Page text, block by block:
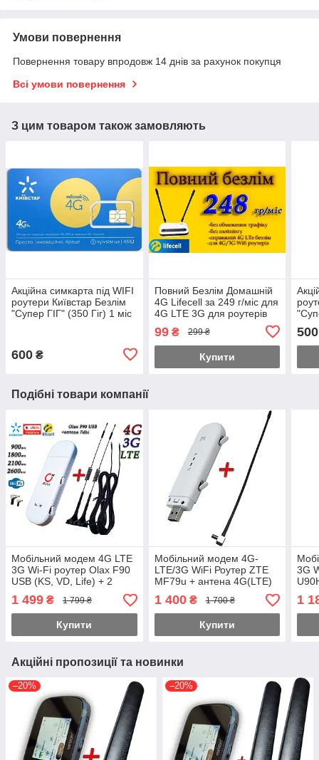
Умови повернення
Повернення товару впродовж 14 днів за рахунок покупця
Всі умови повернення
З цим товаром також замовляють
Акційна симкарта під WIFI
роутери Київстар Безлім
"Супер ГІГ" (350 Гіг) 1 міс
600 ₴
Повний Безлім Домашній
4G Lifecell за 249 г/міс для
4G LTE 3G для роутерів
швидкості!
99₴ 299 ₴
Купити
500
Подібні товари компанії
Мобільний модем 4G LTE
3G Wi-Fi роутер Olax F90
USB (KS, VD, Life) + 2
антени 4G на 7db магніт
1 499 ₴ 1 799 ₴
Купити
Мобільний модем 4G-
LTE/3G WiFi Роутер ZTE
MF79u + антена 4G(LTE)
на 4,5db (Укр +rus. меню)
1 400₴ 1 700 ₴
Купити
3G
1
Акційні пропозиції та новинки
–20% –20%